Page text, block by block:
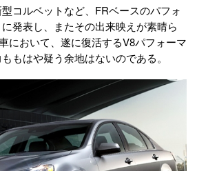
コルベットなど、FRベースのパフォ
発表し、またその出来映えが素晴ら
において、遂に復活するV8パフォーマ
もはや疑う余地はないのである。